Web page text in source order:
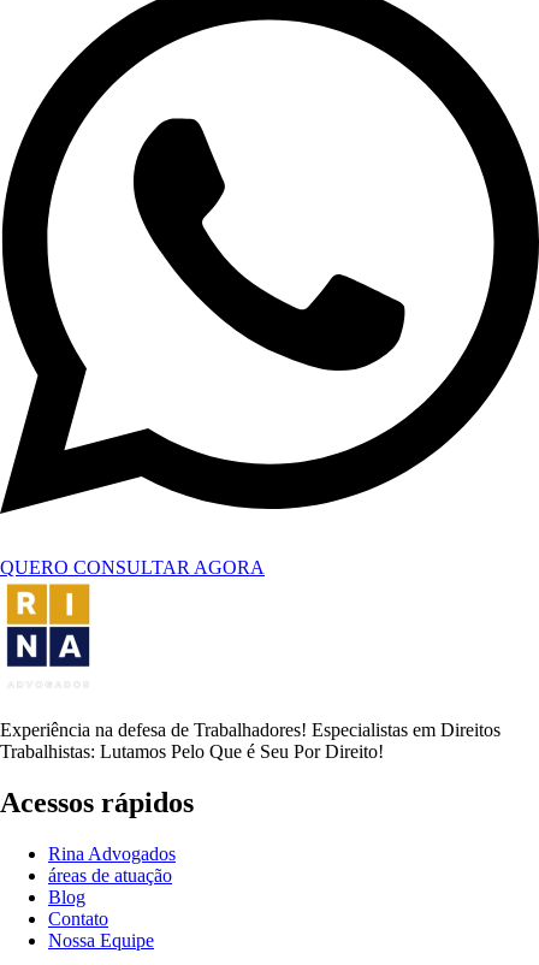
QUERO CONSULTAR AGORA
Experiência na defesa de Trabalhadores! Especialistas em Direitos
Trabalhistas: Lutamos Pelo Que é Seu Por Direito!
Acessos rápidos
Rina Advogados
áreas de atuação
Blog
Contato
Nossa Equipe